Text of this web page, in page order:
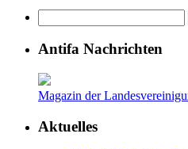
Antifa Nachrichten
Magazin der
Aktuelles